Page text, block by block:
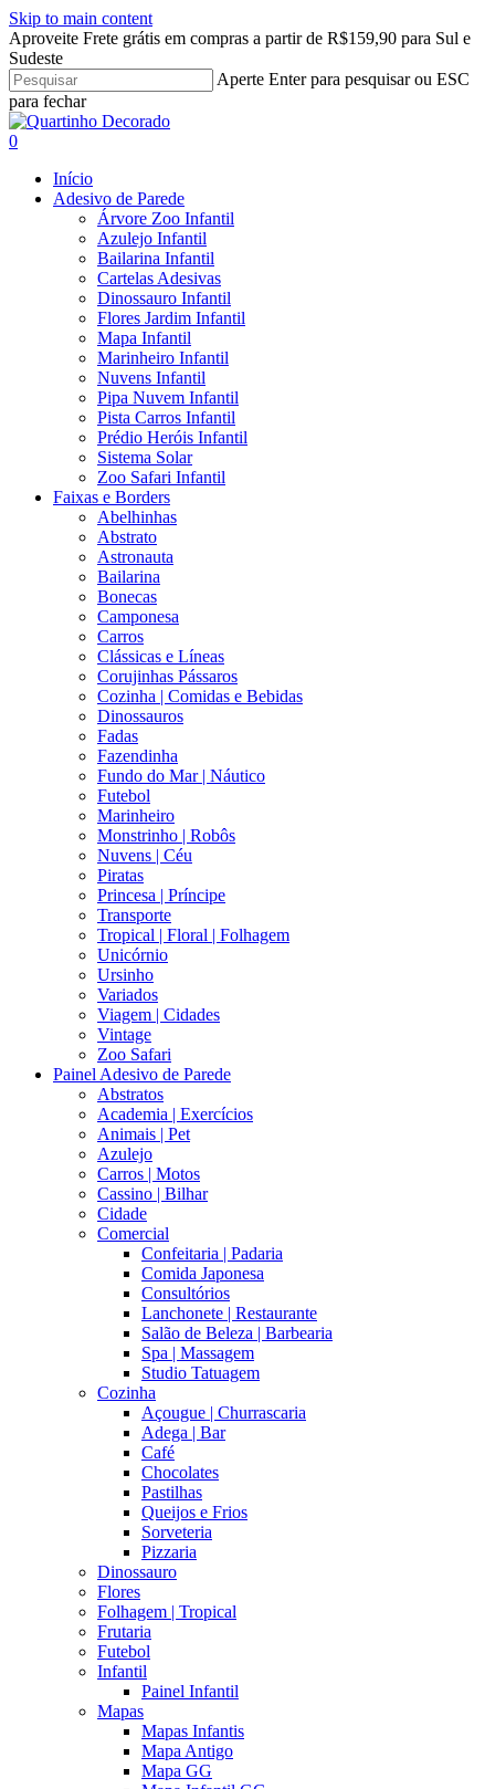
Skip to main content
Aproveite Frete grátis em compras a partir de R$159,90 para Sul e
Sudeste
Aperte Enter para pesquisar ou ESC
para fechar
Close
Search
search
account
0
Início
Adesivo de Parede
Árvore Zoo Infantil
Azulejo Infantil
Bailarina Infantil
Cartelas Adesivas
Dinossauro Infantil
Flores Jardim Infantil
Mapa Infantil
Marinheiro Infantil
Nuvens Infantil
Pipa Nuvem Infantil
Pista Carros Infantil
Prédio Heróis Infantil
Sistema Solar
Zoo Safari Infantil
Faixas e Borders
Abelhinhas
Abstrato
Astronauta
Bailarina
Bonecas
Camponesa
Carros
Clássicas e Líneas
Corujinhas Pássaros
Cozinha | Comidas e Bebidas
Dinossauros
Fadas
Fazendinha
Fundo do Mar | Náutico
Futebol
Marinheiro
Monstrinho | Robôs
Nuvens | Céu
Piratas
Princesa | Príncipe
Transporte
Tropical | Floral | Folhagem
Unicórnio
Ursinho
Variados
Viagem | Cidades
Vintage
Zoo Safari
Painel Adesivo de Parede
Abstratos
Academia | Exercícios
Animais | Pet
Azulejo
Carros | Motos
Cassino | Bilhar
Cidade
Comercial
Confeitaria | Padaria
Comida Japonesa
Consultórios
Lanchonete | Restaurante
Salão de Beleza | Barbearia
Spa | Massagem
Studio Tatuagem
Cozinha
Açougue | Churrascaria
Adega | Bar
Café
Chocolates
Pastilhas
Queijos e Frios
Sorveteria
Pizzaria
Dinossauro
Flores
Folhagem | Tropical
Frutaria
Futebol
Infantil
Painel Infantil
Mapas
Mapas Infantis
Mapa Antigo
Mapa GG